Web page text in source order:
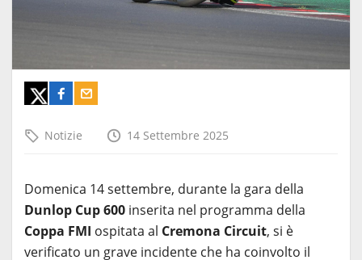
Notizie 14 Settembre 2025
Domenica 14 settembre, durante la gara della
Dunlop Cup 600 inserita nel programma della
Coppa FMI ospitata al Cremona Circuit, si è
verificato un grave incidente che ha coinvolto il